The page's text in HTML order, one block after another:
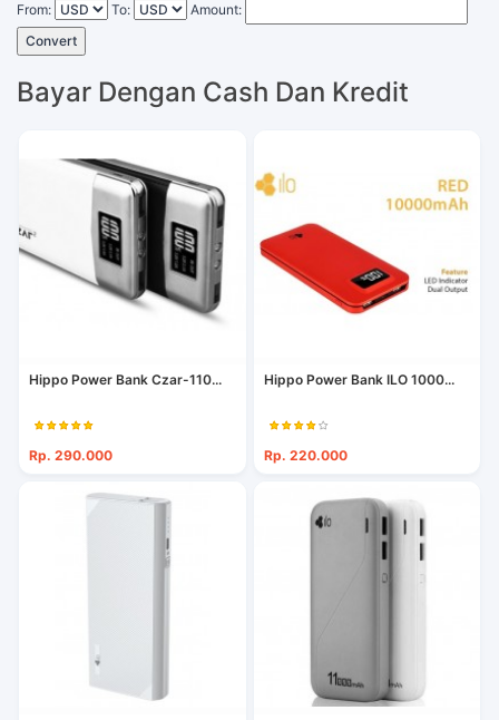
From: To:
Amount:
Convert
Bayar Dengan Cash Dan Kredit
Hippo Power Bank Czar-110...
Rp. 290.000
Hippo Power Bank ILO 1000...
Rp. 220.000